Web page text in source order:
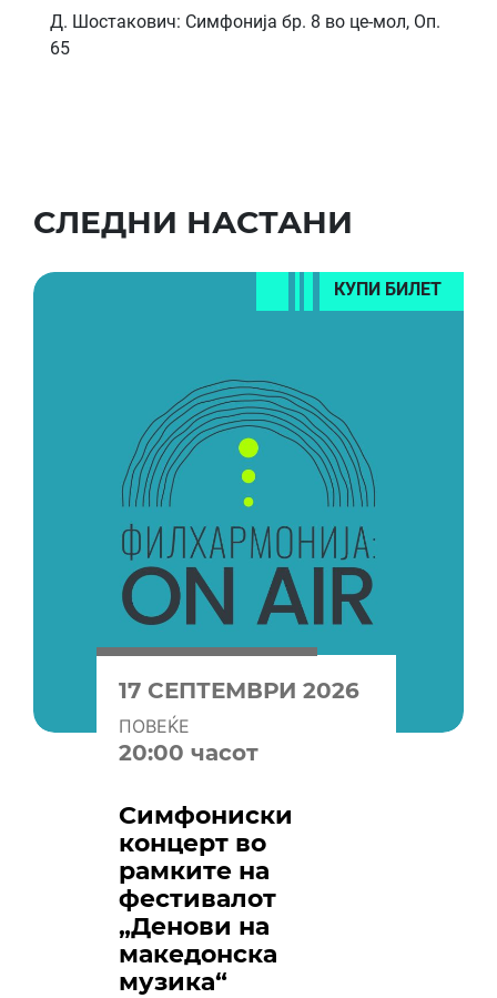
Д. Шостакович: Симфонија бр. 8 во це-мол, Оп.
65
СЛЕДНИ НАСТАНИ
КУПИ БИЛЕТ
17 СЕПТЕМВРИ 2026
ПОВЕЌЕ
20:00 часот
Симфониски
концерт во
рамките на
фестивалот
„Денови на
македонска
музика“